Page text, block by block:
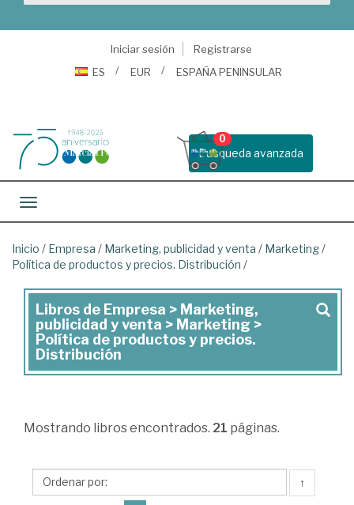
Iniciar sesión
Registrarse
ES
EUR ESPAÑA PENINSULAR
Busqueda avanzada
0
Toggle navigation
Inicio / Empresa / Marketing, publicidad y venta / Marketing/
Política de productos y precios. Distribución /
Libros
de
Empresa
publicidad
y
venta
Libros de Empresa > Marketing,
publicidad y venta > Marketing >
Política de productos y precios.
Distribución
Mostrando libros encontrados. 21 páginas.
↑